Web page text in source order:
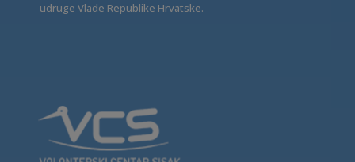
udruge Vlade Republike Hrvatske.